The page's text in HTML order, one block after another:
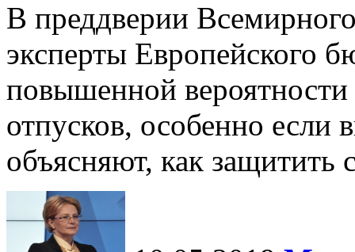
В преддверии
эксперты Европейского
повышенной вероятности
отпусков, особенно если
объясняют, как защитить